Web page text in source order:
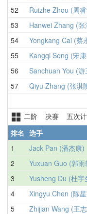
52 Ruizhe Zhou (周
53 Hanwei Zhang (张
54 Yongkang Cai (蔡
55 Kangqi Song (宋
56 Sanchuan You (游
57 Qiyu Zhang (张淇
二阶 决赛 五次
排名 选手
1
Jack Pan (潘杰康)
2 Yuxuan Guo (郭雨
3 Yusheng Du (杜宇
4 Xingyu Chen (陈
5 Zhijian Wang (王